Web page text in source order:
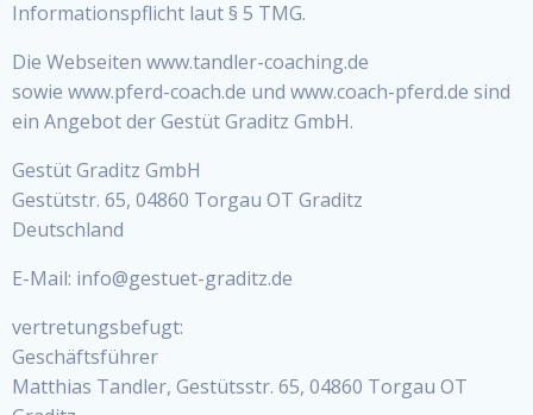
Informationspflicht laut § 5 TMG.
Die Webseiten www.tandler-coaching.de
sowie www.pferd-coach.de und www.coach-pferd.de sind
ein Angebot der Gestüt Graditz GmbH.
Gestüt Graditz GmbH
Gestütstr. 65, 04860 Torgau OT Graditz
Deutschland
E-Mail: info@gestuet-graditz.de
vertretungsbefugt:
Geschäftsführer
Matthias Tandler, Gestütsstr. 65, 04860 Torgau OT